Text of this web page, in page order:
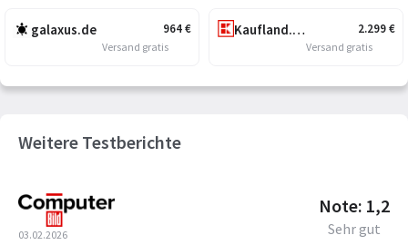
964€
galaxus.de
Versand gratis
2.299€
Kaufland.de
Versand gratis
Weitere Testberichte
03.02.2026
Note: 1,2
Sehr gut